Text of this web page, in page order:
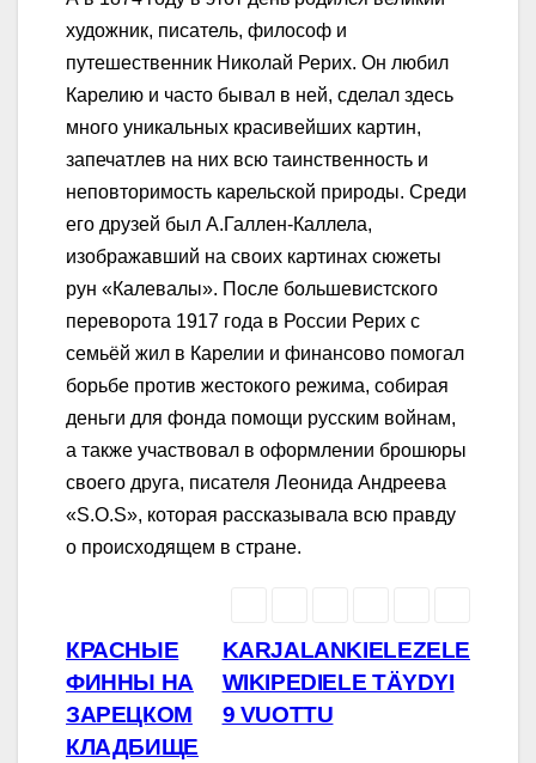
художник, писатель, философ и
путешественник Николай Рерих. Он любил
Карелию и часто бывал в ней, сделал здесь
много уникальных красивейших картин,
запечатлев на них всю таинственность и
неповторимость карельской природы. Среди
его друзей был А.Галлен-Каллела,
изображавший на своих картинах сюжеты
рун «Калевалы». После большевистского
переворота 1917 года в России Рерих с
семьёй жил в Карелии и финансово помогал
борьбе против жестокого режима, собирая
деньги для фонда помощи русским войнам,
а также участвовал в оформлении брошюры
своего друга, писателя Леонида Андреева
«S.O.S», которая рассказывала всю правду
о происходящем в стране.
Навигация
по
записям
KARJALANKIELEZELE
WIKIPEDIELE TÄYDYI
9 VUOTTU
КРАСНЫЕ
ФИННЫ НА
ЗАРЕЦКОМ
КЛАДБИЩЕ